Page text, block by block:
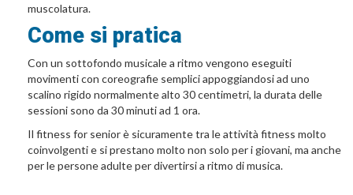
muscolatura.
Come si pratica
Con un sottofondo musicale a ritmo vengono eseguiti
movimenti con coreografie semplici appoggiandosi ad uno
scalino rigido normalmente alto 30 centimetri, la durata delle
sessioni sono da 30 minuti ad 1 ora.
Il fitness for senior è sicuramente tra le attività fitness molto
coinvolgenti e si prestano molto non solo per i giovani, ma anche
per le persone adulte per divertirsi a ritmo di musica.